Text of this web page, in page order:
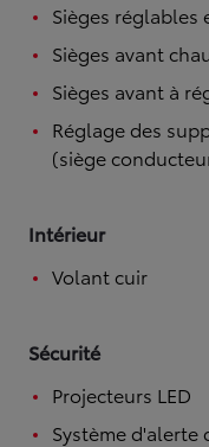
Sièges réglables
Sièges avant
Sièges avant à
Réglage des
(siège
Intérieur
Volant cuir
Sécurité
Projecteurs LED
Système d'alerte